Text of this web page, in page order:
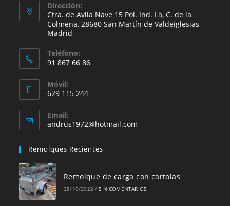
Dirección:
Ctra. de Avila Nave 15 Pol. Ind. La, C. de la
Colmena, 28680 San Martín de Valdeiglesias,
Madrid
Teléfono:
91 867 66 86
abre
en
tu
aplicación
Móvil:
629 115 244
abre
en
aplicación
Email:
andrus1972@hotmail.com
Remolques Recientes
Remolque de carga con cartolas
28/10/2022 / SIN COMENTARIOS